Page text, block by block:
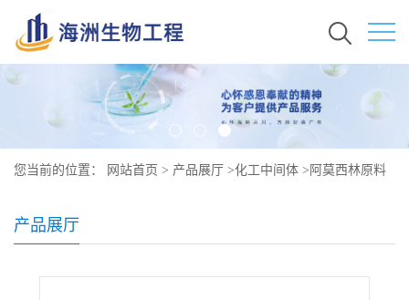
您当前的位置： 网站首页 > 产品展厅 >化工中间体 > 阿莫西林原料
产品展厅